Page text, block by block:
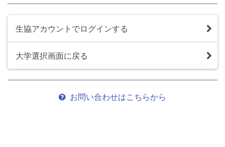
生協アカウントでログインする
大学選択画面に戻る
お問い合わせはこちらから